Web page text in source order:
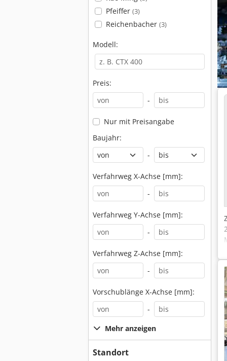
Pfeiffer (3)
Reichenbacher (3)
Modell:
Preis:
-
Nur mit Preisangabe
Baujahr:
-
Verfahrweg X-Achse [mm]:
-
Verfahrweg Y-Achse [mm]:
-
Verfahrweg Z-Achse [mm]:
-
Vorschublänge X-Achse [mm]:
-
Mehr anzeigen
Standort